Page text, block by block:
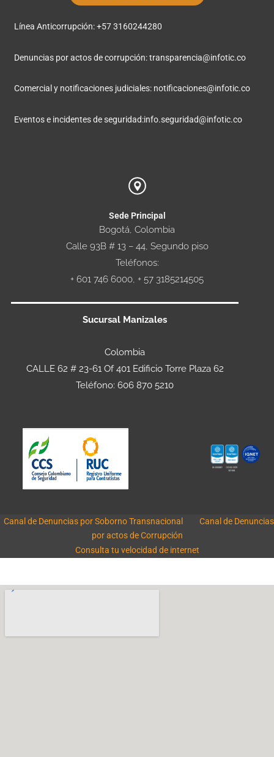
Línea Anticorrupción: +57 3160244280
Denuncias por actos de corrupción:transparencia@infotic.co
Comercial y notificaciones judiciales: notificaciones@infotic.co
Eventos e incidentes de seguridad:info.seguridad@infotic.co
Sede Principal
Bogotá, Colombia
Calle 93B # 13 – 44, Segundo piso
Teléfonos:
+ 601 746 6000, + 57 3185214505
Sucursal Manizales
Colombia
CALLE 62 # 23-61 Of 401 Edificio Torre Plaza 62
Teléfono: 606 870 5210
Canal de Denuncias por Soborno Transnacional
Canal de Denuncias
por actos de Corrupción
Consulta tu velocidad de internet